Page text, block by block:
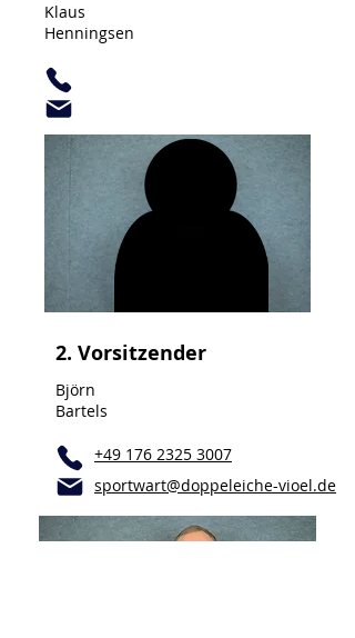
Klaus
Henningsen
2. Vorsitzender
Björn
Bartels
+49 176 2325 3007
sportwart@doppeleiche-vioel.de